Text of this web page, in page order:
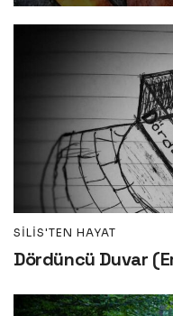
SILIS'TEN HAYAT
Dördüncü Duvar